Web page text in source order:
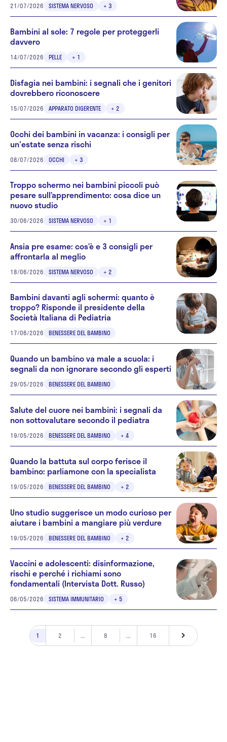
21/07/2026 SISTEMA NERVOSO + 3
Bambini al sole: 7 regole per proteggerli
davvero
14/07/2026 PELLE + 1
Disfagia nei bambini: i segnali che i genitori
dovrebbero riconoscere
15/07/2026 APPARATO DIGERENTE + 2
Occhi dei bambini in vacanza: i consigli per
un'estate senza rischi
08/07/2026 OCCHI + 3
Troppo schermo nei bambini piccoli può
pesare sull’apprendimento: cosa dice un
nuovo studio
30/06/2026 SISTEMA NERVOSO + 1
Ansia pre esame: cos’è e 3 consigli per
affrontarla al meglio
18/06/2026 SISTEMA NERVOSO + 2
Bambini davanti agli schermi: quanto è
troppo? Risponde il presidente della
Società Italiana di Pediatria
17/06/2026 BENESSERE DEL BAMBINO
Quando un bambino va male a scuola: i
segnali da non ignorare secondo gli esperti
29/05/2026 BENESSERE DEL BAMBINO
Salute del cuore nei bambini: i segnali da
non sottovalutare secondo il pediatra
19/05/2026 BENESSERE DEL BAMBINO + 4
Quando la battuta sul corpo ferisce il
bambino: parliamone con la specialista
19/05/2026 BENESSERE DEL BAMBINO + 2
Uno studio suggerisce un modo curioso per
aiutare i bambini a mangiare più verdure
19/05/2026 BENESSERE DEL BAMBINO + 2
Vaccini e adolescenti: disinformazione,
rischi e perché i richiami sono
fondamentali (Intervista Dott. Russo)
06/05/2026 SISTEMA IMMUNITARIO + 5
1 2 ... 8 ... 16